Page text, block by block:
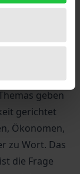
als auch
einführenden
geben
gerichtet
Ökonomen,
zu Wort. Das
die Frage